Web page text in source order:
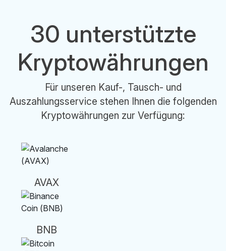
30 unterstützte
Kryptowährungen
Für unseren Kauf-, Tausch- und
Auszahlungsservice stehen Ihnen die folgenden
Kryptowährungen zur Verfügung:
AVAX
BNB